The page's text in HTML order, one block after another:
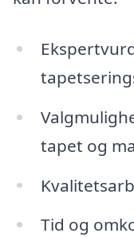
tapet og
Tid og